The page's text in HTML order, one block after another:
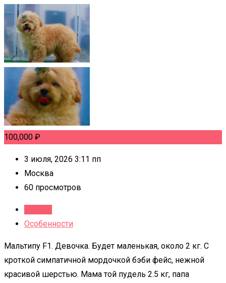
100,000 ₽
3 июля, 2026 3:11 пп
Москва
60 просмотров
Особенности
Мальтипу F1. Девочка. Будет маленькая, около 2 кг. С
кроткой симпатичной мордочкой бэби фейс, нежной
красивой шерстью. Мама той пудель 2.5 кг, папа